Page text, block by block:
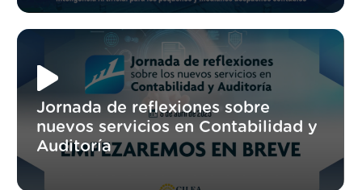
Jornada de reflexiones sobre
nuevos servicios en Contabilidad y
Auditoría